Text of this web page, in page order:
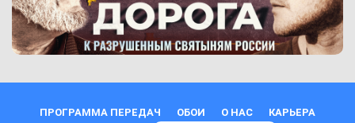
ПРОГРАММА ПЕРЕДАЧ ОБОИ О НАС
КАРЬЕРА